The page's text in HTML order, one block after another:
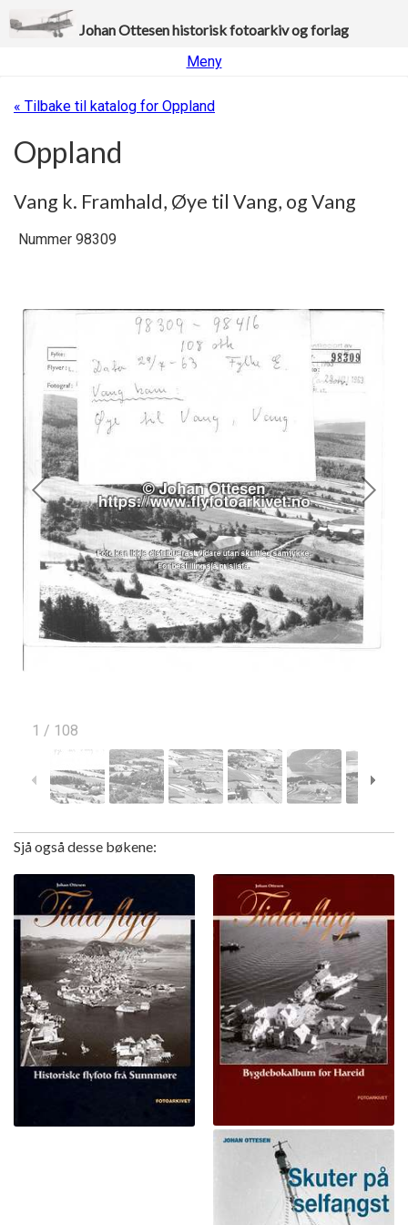
Johan Ottesen historisk fotoarkiv og forlag
Meny
« Tilbake til katalog for Oppland
Oppland
Vang k. Framhald, Øye til Vang, og Vang
1 / 108
Nummer 98309
Sjå også desse bøkene: